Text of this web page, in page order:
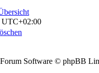
UTC+02:00
Software © phpBB